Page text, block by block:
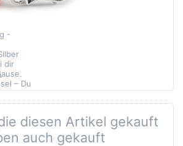
-
dir
– Du
Herz ö…
diesen Artikel gekauft
auch gekauft